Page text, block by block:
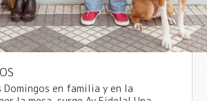
Domingos en familia y en la